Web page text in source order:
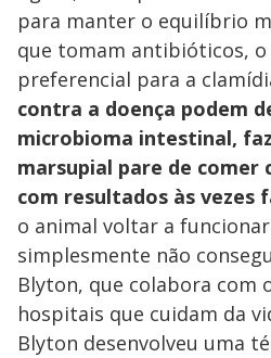
para manter o equilíbrio
que tomam antibióticos,
preferencial para a
contra a doença podem
microbioma intestinal,
marsupial pare de comer
com resultados às vezes
o animal voltar a
simplesmente não
Blyton, que colabora com
hospitais que cuidam da
Blyton desenvolveu uma